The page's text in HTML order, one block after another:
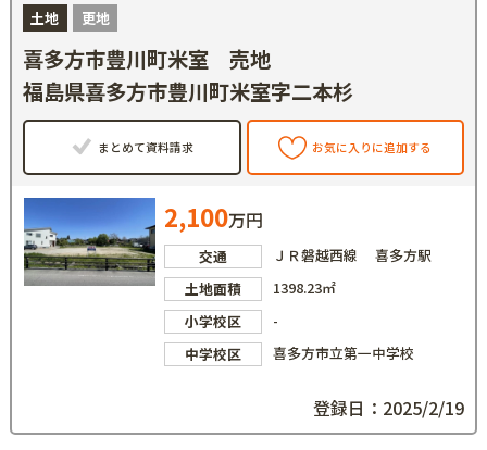
土地 更地
喜多方市豊川町米室 売地
福島県喜多方市豊川町米室字二本杉
まとめて資料請求 お気に入りに追加する
2,100万円
交通
ＪＲ磐越西線 喜多方駅
土地面積
1398.23㎡
小学校区
-
中学校区
喜多方市立第一中学校
登録日：2025/2/19